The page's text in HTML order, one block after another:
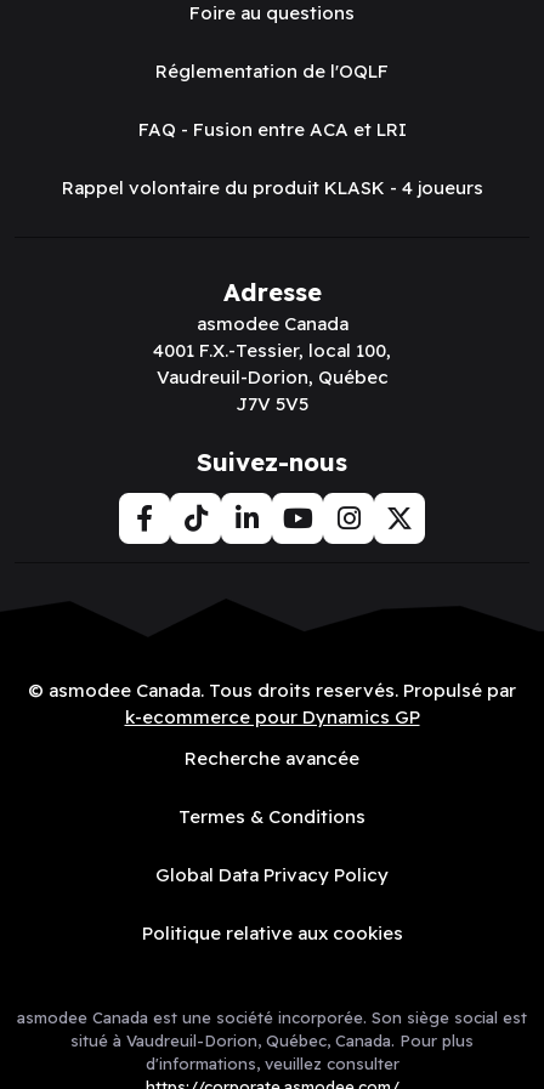
Foire au questions
Réglementation de l'OQLF
FAQ - Fusion entre ACA et LRI
Rappel volontaire du produit KLASK - 4 joueurs
Adresse
asmodee Canada
4001 F.X.-Tessier, local 100,
Vaudreuil-Dorion, Québec
J7V 5V5
Suivez-nous
© asmodee Canada. Tous droits reservés. Propulsé par
k-ecommerce pour Dynamics GP
Recherche avancée
Termes & Conditions
Global Data Privacy Policy
Politique relative aux cookies
asmodee Canada est une société incorporée. Son siège social est
situé à Vaudreuil-Dorion, Québec, Canada. Pour plus
d'informations, veuillez consulter